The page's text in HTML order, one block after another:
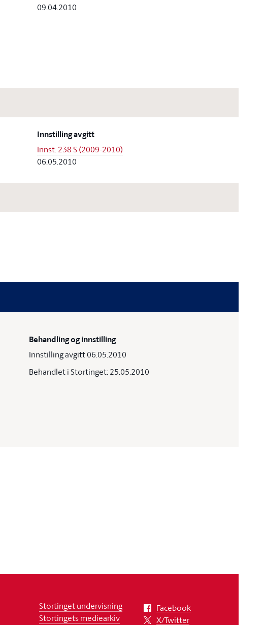
09.04.2010
Innstilling avgitt
Innst. 238 S (2009-2010)
06.05.2010
Behandling og innstilling
Innstilling avgitt 06.05.2010
Behandlet i Stortinget: 25.05.2010
Stortinget undervisning
Stortingets mediearkiv
Facebook
X/Twitter